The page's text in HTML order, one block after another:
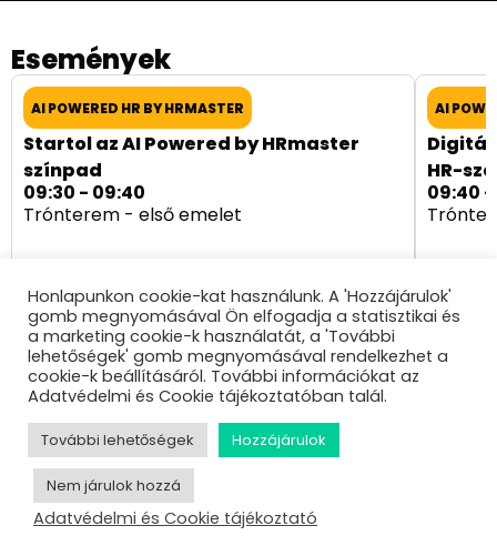
Események
AI POWERED HR BY HRMASTER
Startol az AI Powered by HRmaster
színpad
09:30 - 09:40
Trónterem - első emelet
AI
HR-
09:40 -
ÖSSZES ELŐADÓ
Honlapunkon cookie-kat használunk. A 'Hozzájárulok'
gomb megnyomásával Ön elfogadja a statisztikai és
a marketing cookie-k használatát, a 'További
lehetőségek' gomb megnyomásával rendelkezhet a
cookie-k beállításáról. További információkat az
Adatvédelmi és Cookie tájékoztatóban talál.
További lehetőségek Hozzájárulok
Nem járulok hozzá
Adatvédelmi és Cookie tájékoztató